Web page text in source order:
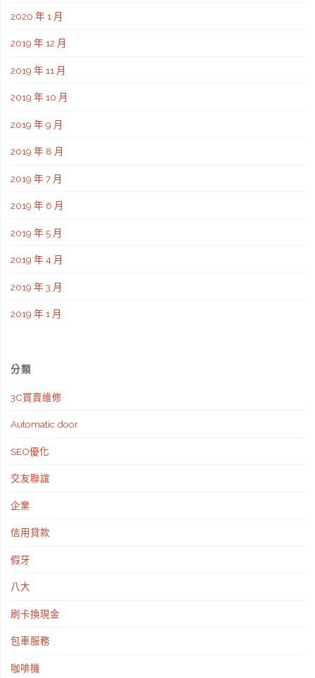
2020 年 1 月
2019 年 12 月
2019 年 11 月
2019 年 10 月
2019 年 9 月
2019 年 8 月
2019 年 7 月
2019 年 6 月
2019 年 5 月
2019 年 4 月
2019 年 3 月
2019 年 1 月
分類
3C買賣維修
Automatic door
SEO優化
交友聯誼
企業
信用貸款
假牙
八大
刷卡換現金
包車服務
咖啡機